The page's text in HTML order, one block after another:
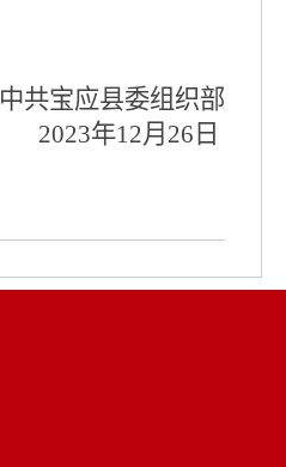
中共宝应县委组织部
2023年12月 26 日